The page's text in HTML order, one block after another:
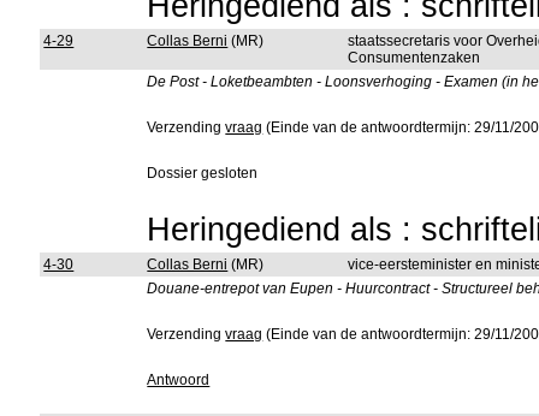
4-29 Collas Berni (MR)
staatssecretaris voor
Consumentenzaken
De Post - Loketbeambten - Loonsverhoging - Examen (in
Verzendingvraag (Einde van de antwoordtermijn: 29/11/
Dossier gesloten
Heringediend als :
4-30 Collas Berni (MR)
vice-eersteminister en
Douane-entrepot van Eupen - Huurcontract - Structureel
Verzendingvraag (Einde van de antwoordtermijn: 29/11/
Antwoord